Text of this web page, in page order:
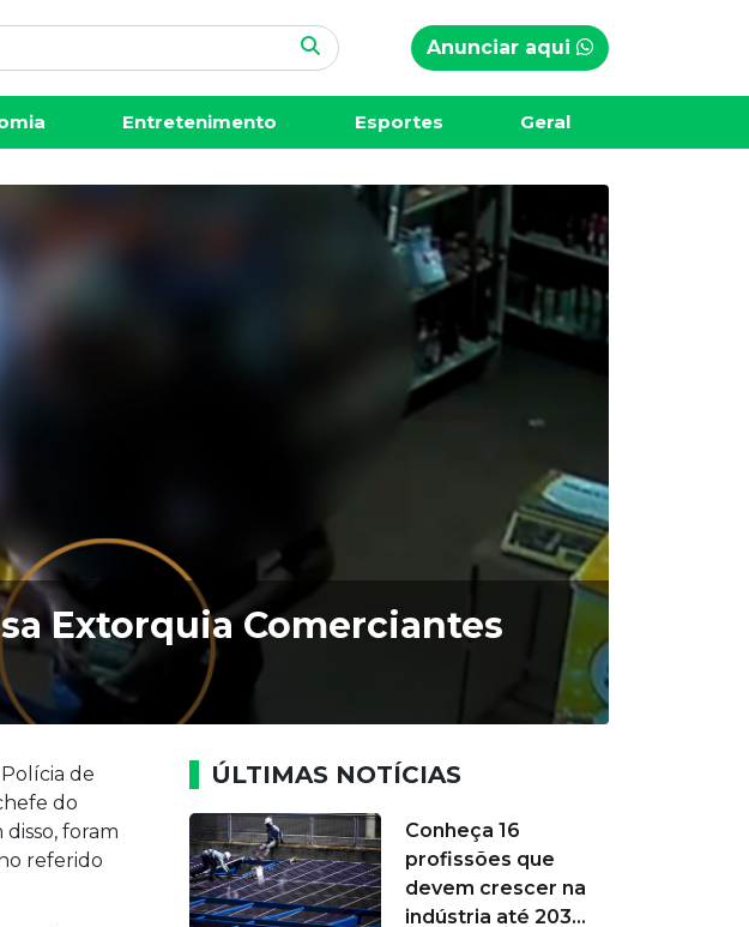
Anunciar aqui
Entretenimento Esportes Geral
Extorquia Comerciantes
de
do
foram
referido
ÚLTIMAS NOTÍCIAS
Conheça 16
profissões que
devem crescer na
indústria até 203...